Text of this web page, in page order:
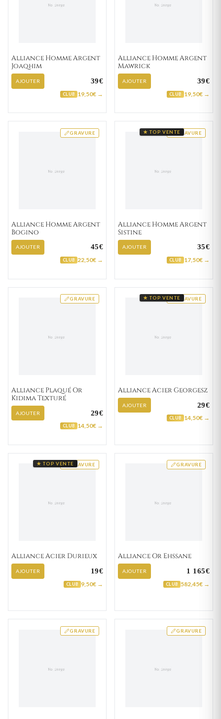
Alliance Homme Argent
Joaqhim
AJOUTER 39€
CLUB 19,50€ →
Alliance Homme Argent
Mawrick
AJOUTER 39€
CLUB 19,50€ →
GRAVURE
Alliance Homme Argent
Bogino
AJOUTER 45€
CLUB 22,50€ →
GRAVURE
★ TOP VENTE
Alliance Homme Argent
Sistine
AJOUTER 35€
CLUB 17,50€ →
GRAVURE
Alliance Plaqué Or
Kidima Texturé
AJOUTER 29€
CLUB 14,50€ →
GRAVURE
★ TOP VENTE
Alliance Acier Georgesz
AJOUTER 29€
CLUB 14,50€ →
GRAVURE
★ TOP VENTE
Alliance Acier Durieux
AJOUTER 19€
CLUB 9,50€ →
GRAVURE
Alliance Or Ehssane
AJOUTER 1 165€
CLUB 582,45€ →
GRAVURE GRAVURE